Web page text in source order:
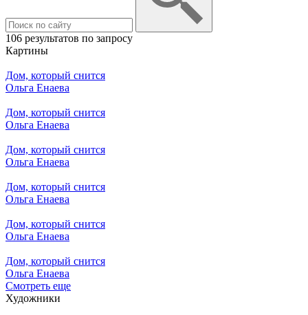
106 результатов по запросу
Картины
Дом, который снится
Ольга Енаева
Дом, который снится
Ольга Енаева
Дом, который снится
Ольга Енаева
Дом, который снится
Ольга Енаева
Дом, который снится
Ольга Енаева
Дом, который снится
Ольга Енаева
Смотреть еще
Художники